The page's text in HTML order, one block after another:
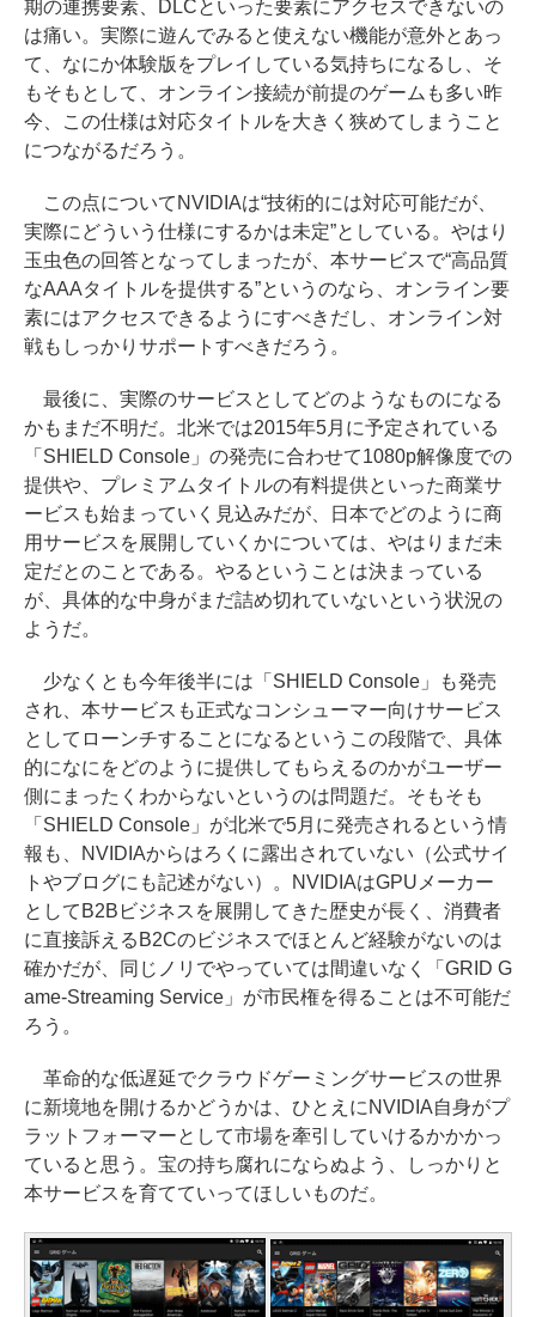
期の連携要素、DLCといった要素にアクセスできないの
は痛い。実際に遊んでみると使えない機能が意外とあっ
て、なにか体験版をプレイしている気持ちになるし、そ
もそもとして、オンライン接続が前提のゲームも多い昨
今、この仕様は対応タイトルを大きく狭めてしまうこと
につながるだろう。
この点についてNVIDIAは“技術的には対応可能だが、
実際にどういう仕様にするかは未定”としている。やはり
玉虫色の回答となってしまったが、本サービスで“高品質
なAAAタイトルを提供する”というのなら、オンライン要
素にはアクセスできるようにすべきだし、オンライン対
戦もしっかりサポートすべきだろう。
最後に、実際のサービスとしてどのようなものになる
かもまだ不明だ。北米では2015年5月に予定されている
「SHIELD Console」の発売に合わせて1080p解像度での
提供や、プレミアムタイトルの有料提供といった商業サ
ービスも始まっていく見込みだが、日本でどのように商
用サービスを展開していくかについては、やはりまだ未
定だとのことである。やるということは決まっている
が、具体的な中身がまだ詰め切れていないという状況の
ようだ。
少なくとも今年後半には「SHIELD Console」も発売
され、本サービスも正式なコンシューマー向けサービス
としてローンチすることになるというこの段階で、具体
的になにをどのように提供してもらえるのかがユーザー
側にまったくわからないというのは問題だ。そもそも
「SHIELD Console」が北米で5月に発売されるという情
報も、NVIDIAからはろくに露出されていない（公式サイ
トやブログにも記述がない）。NVIDIAはGPUメーカー
としてB2Bビジネスを展開してきた歴史が長く、消費者
に直接訴えるB2Cのビジネスでほとんど経験がないのは
確かだが、同じノリでやっていては間違いなく「GRID G
ame-Streaming Service」が市民権を得ることは不可能だ
ろう。
革命的な低遅延でクラウドゲーミングサービスの世界
に新境地を開けるかどうかは、ひとえにNVIDIA自身がプ
ラットフォーマーとして市場を牽引していけるかかかっ
ていると思う。宝の持ち腐れにならぬよう、しっかりと
本サービスを育てていってほしいものだ。